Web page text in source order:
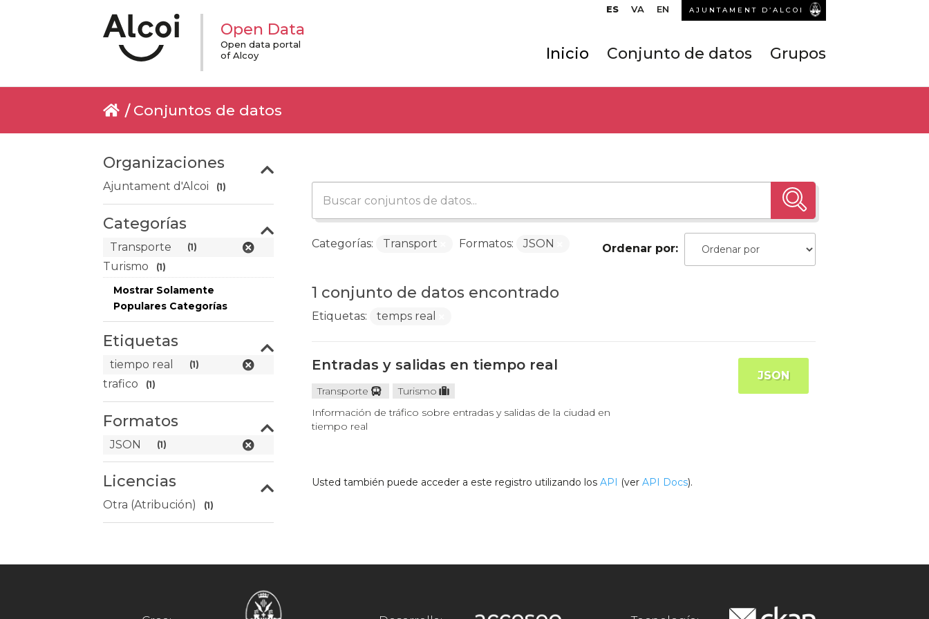
ES VA EN AJUNTAMENT D’ALCOI
Open Data
Open data portal
of Alcoy
Inicio Conjunto de datos Grupos
Conjuntos de datos
Organizaciones
Ajuntament d'Alcoi (1)
Categorías
Transporte (1)
Turismo (1)
Mostrar Solamente
Populares Categorías
Etiquetas
tiempo real (1)
trafico (1)
Formatos
JSON (1)
Licencias
Otra (Atribución) (1)
Ordenar por
1 conjunto de datos encontrado
Categorías: Transport Formatos: JSON
Etiquetas: temps real
Entradas y salidas en tiempo real
Transporte
Turismo
Información de tráfico sobre entradas y salidas de la ciudad en
tiempo real
JSON
Usted también puede acceder a este registro utilizando los API (ver API Docs).